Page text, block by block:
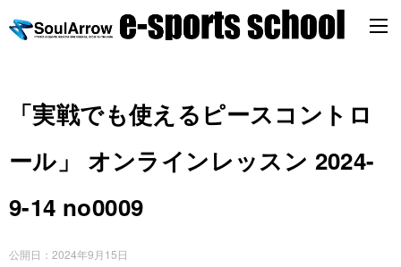
「実戦でも使えるピースコントロ
ール」 オンラインレッスン 2024-
9-14 no0009
公開日： 2024年9月15日